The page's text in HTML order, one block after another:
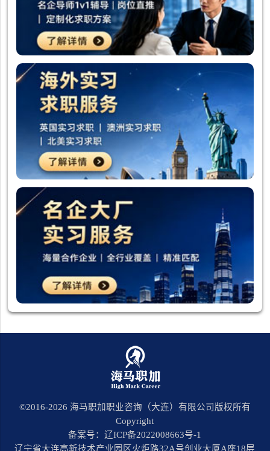
©2016-2026 海马职加职业咨询（大连）有限公司版权所有
Copyright
备案号：辽ICP备2022008663号-1
辽宁省大连高新技术产业园区火炬路32A号创业大厦A座18层